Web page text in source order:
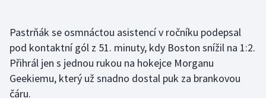
Ostatní
Pastrňák se osmnáctou asistencí v ročníku podepsal
pod kontaktní gól z 51. minuty, kdy Boston snížil na 1:2.
Přihrál jen s jednou rukou na hokejce Morganu
Geekiemu, který už snadno dostal puk za brankovou
čáru.